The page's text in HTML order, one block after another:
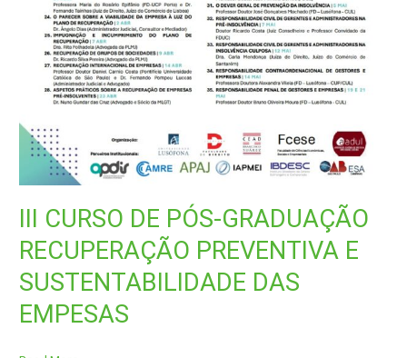
III CURSO DE PÓS-GRADUAÇÃO
RECUPERAÇÃO PREVENTIVA E
SUSTENTABILIDADE DAS
EMPESAS